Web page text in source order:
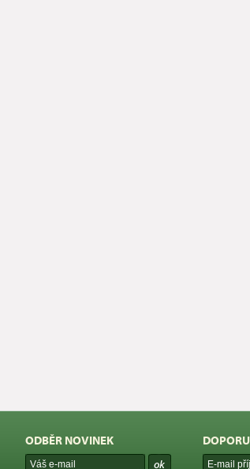
ODBĚR NOVINEK